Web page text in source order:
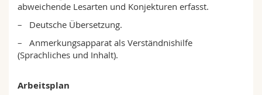
abweichende Lesarten und Konjekturen erfasst.
– Deutsche Übersetzung.
– Anmerkungsapparat als Verständnishilfe
(Sprachliches und Inhalt).
Arbeitsplan